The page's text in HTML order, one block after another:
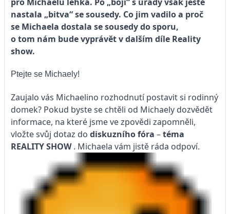
nastala „bitva“ se sousedy. Co jim vadilo a proč
se Michaela dostala se sousedy do sporu,
o tom nám bude vyprávět v dalším díle Reality
show.
Ptejte se Michaely!
Zaujalo vás Michaelino rozhodnutí postavit si rodinný
domek? Pokud byste se chtěli od Michaely dozvědět
informace, na které jsme ve zpovědi zapomněli,
vložte svůj dotaz do diskuzního fóra –téma
REALITY SHOW. Michaela vám jistě ráda odpoví.